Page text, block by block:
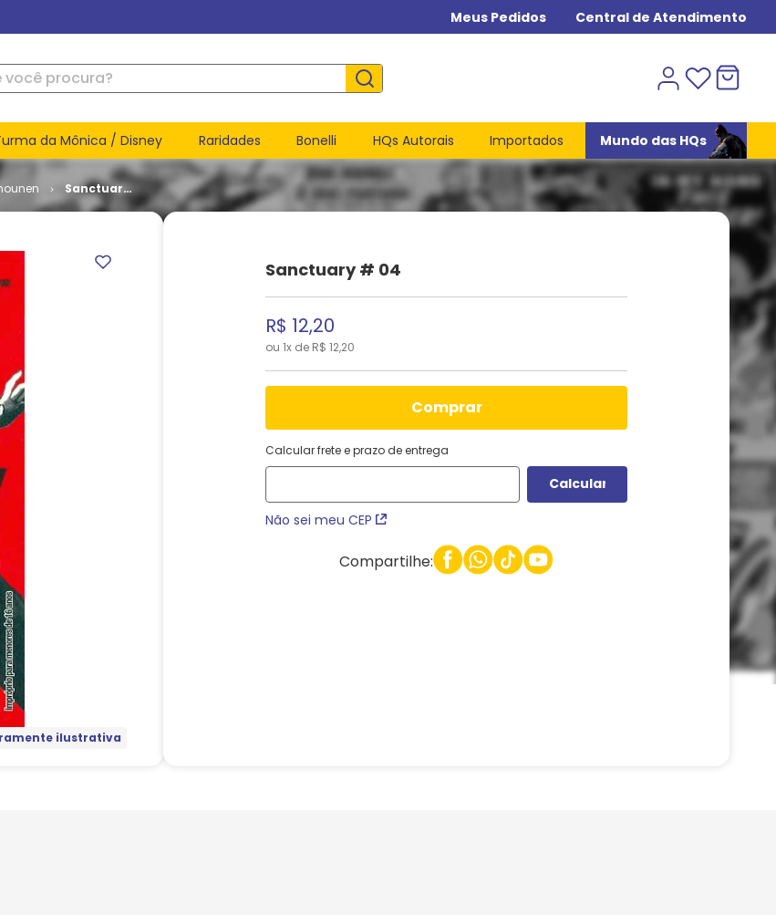
Meus Pedidos Central de Atendimento
procura?
da Mônica / Disney Raridades Bonelli HQs Autorais Importados Mundo das HQs
Sanctuary
# 04
ilustrativa
Sanctuary # 04
R$ 12,20
ou 1x de R$ 12,20
comprar
Calcular frete e prazo de entrega
Não sei meu CEP
Compartilhe: